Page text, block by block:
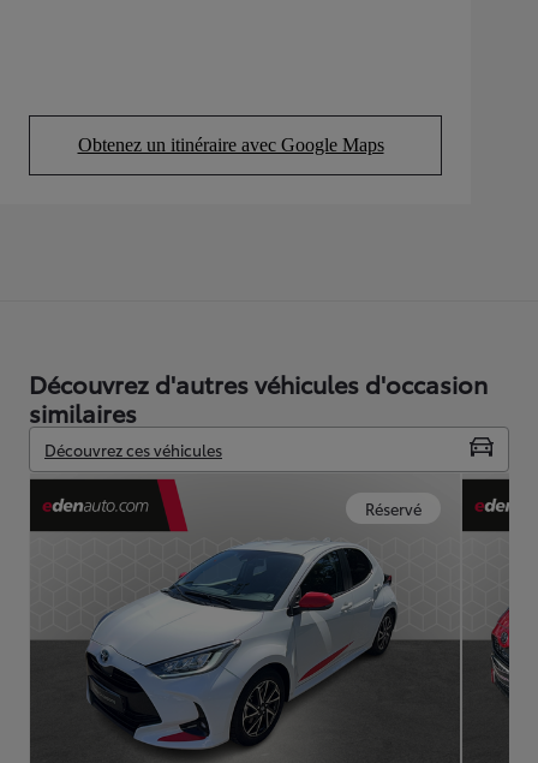
Obtenez un itinéraire avec Google Maps
(Opens in new tab)
Découvrez d'autres véhicules d'occasion
similaires
Découvrez ces véhicules
Réservé